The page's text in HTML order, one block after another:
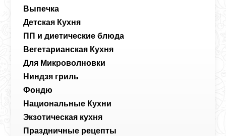
Выпечка
Детская Кухня
ПП и диетические блюда
Вегетарианская Кухня
Для Микроволновки
Ниндзя гриль
Фондю
Национальные Кухни
Экзотическая кухня
Праздничные рецепты